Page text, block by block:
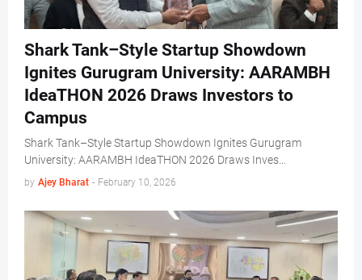
Shark Tank–Style Startup Showdown
Ignites Gurugram University: AARAMBH
IdeaTHON 2026 Draws Investors to
Campus
Shark Tank–Style Startup Showdown Ignites Gurugram
University: AARAMBH IdeaTHON 2026 Draws Inves…
by Ajey Bharat - February 10, 2026